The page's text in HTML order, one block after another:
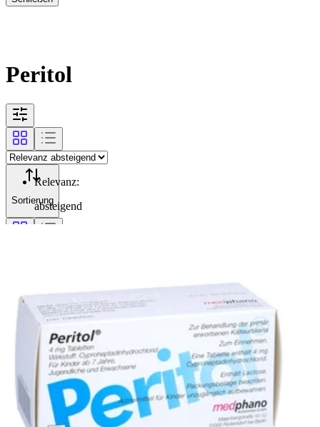
Peritol
Sortierung
Relevanz:
absteigend